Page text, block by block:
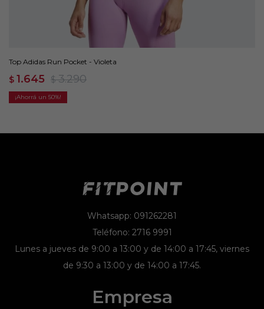
Top Adidas Run Pocket - Violeta
$ 1.645 $ 3.290
50
Whatsapp: 091262281
Teléfono: 2716 9991
Lunes a jueves de 9:00 a 13:00 y de 14:00 a 17:45, viernes
de 9:30 a 13:00 y de 14:00 a 17:45.
Empresa